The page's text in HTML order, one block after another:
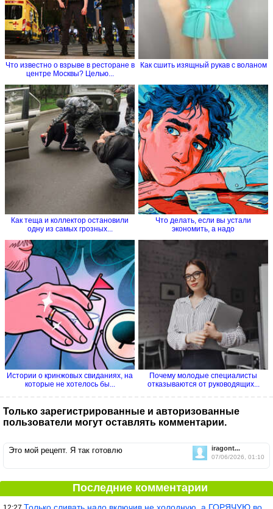
Что известно о взрыве в ресторане в
центре Москвы? Целью...
Как сшить изящный рукав с воланом
Как теща и коллектор остановили
одну из самых грозных...
Что делать, если вы устали
экономить, а надо
Истории о кринжовых свиданиях, на
которые не хотелось бы...
Почему молодые специалисты
отказываются от руководящих...
Только зарегистрированные и авторизованные
пользователи могут оставлять комментарии.
iragont...
07/06/2026, 01:10
Это мой рецепт. Я так готовлю
Последние комментарии